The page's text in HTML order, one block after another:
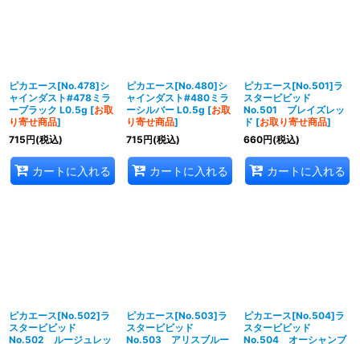
ピカエース[No.478]シ
ャインダスト#478ミラ
ーブラック L0.5g [お取
り寄せ商品]
715円(税込)
カートに入れる
ピカエース[No.480]シ
ャインダスト#480ミラ
ーシルバー L0.5g [お取
り寄せ商品]
715円(税込)
カートに入れる
ピカエース[No.501]ラ
スタービビッド
No.501 ブレイズレッ
ド [お取り寄せ商品]
660円(税込)
カートに入れる
ピカエース[No.502]ラ
スタービビッド
No.502 ルージュレッ
ピカエース[No.503]ラ
スタービビッド
No.503 アリスブルー
ピカエース[No.504]ラ
スタービビッド
No.504 オーシャンブ